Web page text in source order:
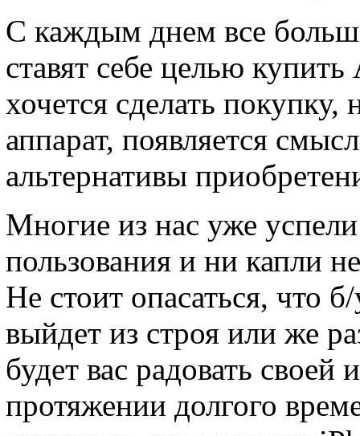
С каждым днем все
ставят себе целью
хочется сделать покупку,
аппарат, появляется
альтернативы
Многие из нас уже
пользования и ни капли
Не стоит опасаться, что
выйдет из строя или же
будет вас радовать своей
протяжении долгого